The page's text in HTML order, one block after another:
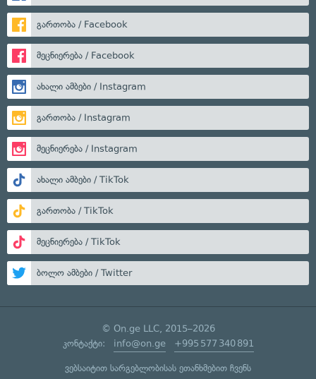
გართობა / Facebook
მეცნიერება / Facebook
ახალი ამბები / Instagram
გართობა / Instagram
მეცნიერება / Instagram
ახალი ამბები / TikTok
გართობა / TikTok
მეცნიერება / TikTok
ბოლო ამბები / Twitter
© On.ge LLC, 2015–2026
კონტაქტი: info@on.ge +995 577 340 891
ვებსაიტით სარგებლობისას ეთანხმებით ჩვენს